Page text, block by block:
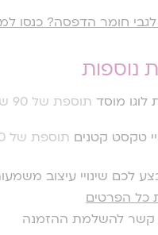
חומר הדפסה? כנסו
נוספות
לוגו מוסד תוספת של 90 ש"ח
תוספת של 90 ש"ח
לכם שינויי עיצוב
כל הפרטים
קשר להשלמת ההזמנה